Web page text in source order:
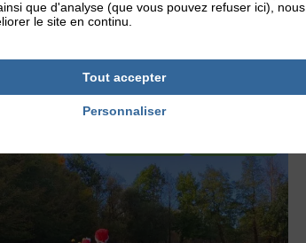
le 15 mai 2024
que d'analyse (que vous pouvez refuser ici), nous
le site en continu.
Tout accepter
Personnaliser